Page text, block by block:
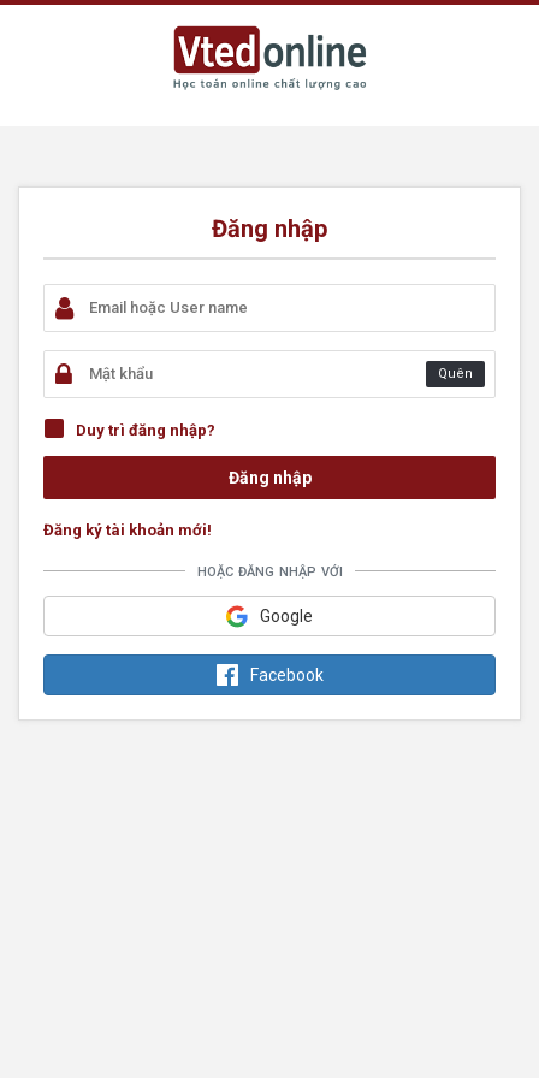
Đăng nhập
Quên
Duy trì đăng nhập?
Đăng ký tài khoản mới!
hoặc đăng nhập với
Google
Facebook